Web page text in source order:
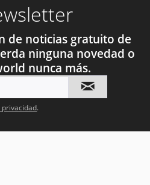
de noticias gratuito de
ninguna novedad o
nunca más.
privacidad.